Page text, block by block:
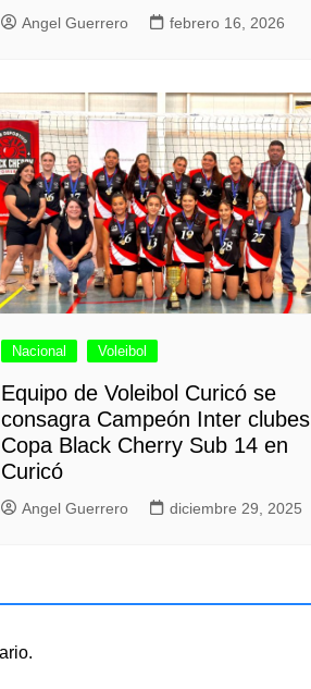
Angel Guerrero febrero 16, 2026
Nacional Voleibol
Equipo de Voleibol Curicó se
consagra Campeón Inter clubes
Copa Black Cherry Sub 14 en
Curicó
Angel Guerrero diciembre 29, 2025